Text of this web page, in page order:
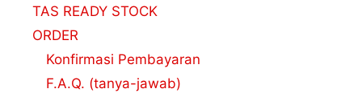
TAS READY STOCK
ORDER
Konfirmasi Pembayaran
F.A.Q. (tanya-jawab)